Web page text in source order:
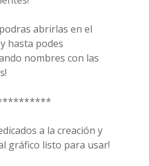
abrirlas en el
hasta podes
nombres con las
a la creación y
gráfico listo para usar!